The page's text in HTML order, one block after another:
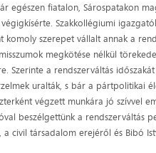
egészen fiatalon, Sárospatakon
Szakkollégiumi
komoly szerepet vállalt annak a
megkötése nélkül
Szerinte a rendszerváltás
uralták, s bár a pártpolitikai
végzett munkára jó szívvel
beszélgettünk a rendszerváltás
a civil társadalom erejéről és Bibó